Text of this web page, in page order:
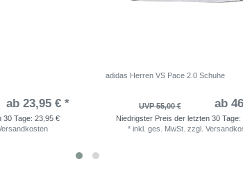
ab 23,95 € *
30 Tage: 23,95 €
adidas Herren VS Pace 2.0 Schuhe
UVP 55,00 € ab
Niedrigster Preis der letzten 30 Tage:
* inkl. ges. MwSt. zzgl.